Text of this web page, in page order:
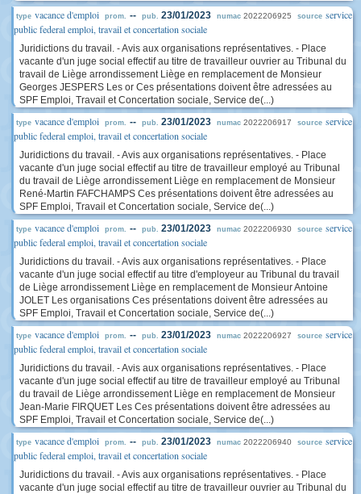
type vacance d'emploi prom. -- pub. 23/01/2023 numac 2022206925 source service
public federal emploi, travail et concertation sociale
Juridictions du travail. - Avis aux organisations représentatives. - Place
vacante d'un juge social effectif au titre de travailleur ouvrier au Tribunal du
travail de Liège arrondissement Liège en remplacement de Monsieur
Georges JESPERS Les or Ces présentations doivent être adressées au
SPF Emploi, Travail et Concertation sociale, Service de(...)
type vacance d'emploi prom. -- pub. 23/01/2023 numac 2022206917 source service
public federal emploi, travail et concertation sociale
Juridictions du travail. - Avis aux organisations représentatives. - Place
vacante d'un juge social effectif au titre de travailleur employé au Tribunal
du travail de Liège arrondissement Liège en remplacement de Monsieur
René-Martin FAFCHAMPS Ces présentations doivent être adressées au
SPF Emploi, Travail et Concertation sociale, Service de(...)
type vacance d'emploi prom. -- pub. 23/01/2023 numac 2022206930 source service
public federal emploi, travail et concertation sociale
Juridictions du travail. - Avis aux organisations représentatives. - Place
vacante d'un juge social effectif au titre d'employeur au Tribunal du travail
de Liège arrondissement Liège en remplacement de Monsieur Antoine
JOLET Les organisations Ces présentations doivent être adressées au
SPF Emploi, Travail et Concertation sociale, Service de(...)
type vacance d'emploi prom. -- pub. 23/01/2023 numac 2022206927 source service
public federal emploi, travail et concertation sociale
Juridictions du travail. - Avis aux organisations représentatives. - Place
vacante d'un juge social effectif au titre de travailleur employé au Tribunal
du travail de Liège arrondissement Liège en remplacement de Monsieur
Jean-Marie FIRQUET Les Ces présentations doivent être adressées au
SPF Emploi, Travail et Concertation sociale, Service de(...)
type vacance d'emploi prom. -- pub. 23/01/2023 numac 2022206940 source service
public federal emploi, travail et concertation sociale
Juridictions du travail. - Avis aux organisations représentatives. - Place
vacante d'un juge social effectif au titre de travailleur ouvrier au Tribunal du